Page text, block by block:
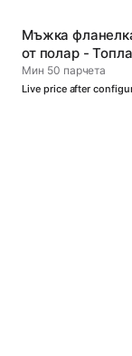
Мъжка
от полар -
универсална
Мин 50 парчета
Live price after